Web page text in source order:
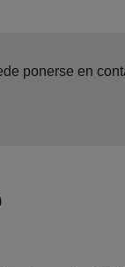
ponerse en